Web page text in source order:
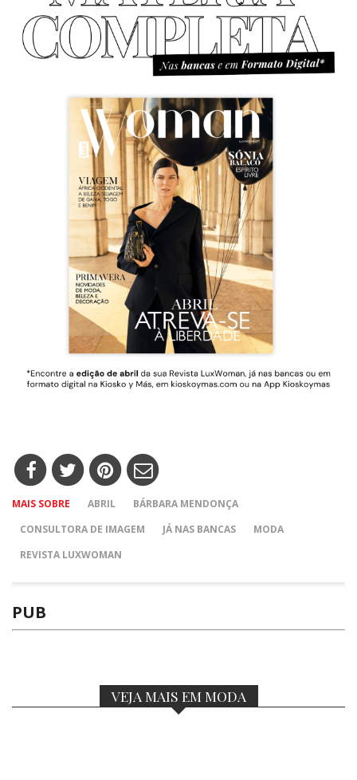
MAIS SOBRE ABRIL
BÁRBARA MENDONÇA
CONSULTORA DE IMAGEM
JÁ NAS BANCAS
MODA
REVISTA LUXWOMAN
PUB
VEJA MAIS EM MODA